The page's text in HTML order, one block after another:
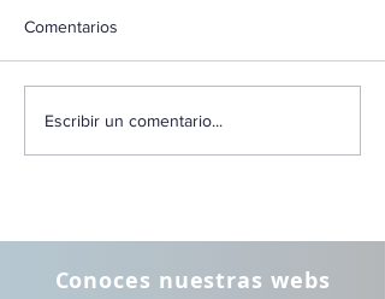
Comentarios
Escribir un comentario...
Conoces nuestras webs